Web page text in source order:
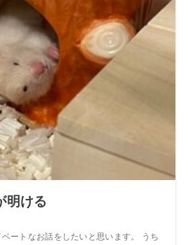
明ける
ートなお話をしたいと思います。 うち